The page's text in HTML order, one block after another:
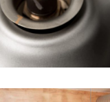
GO